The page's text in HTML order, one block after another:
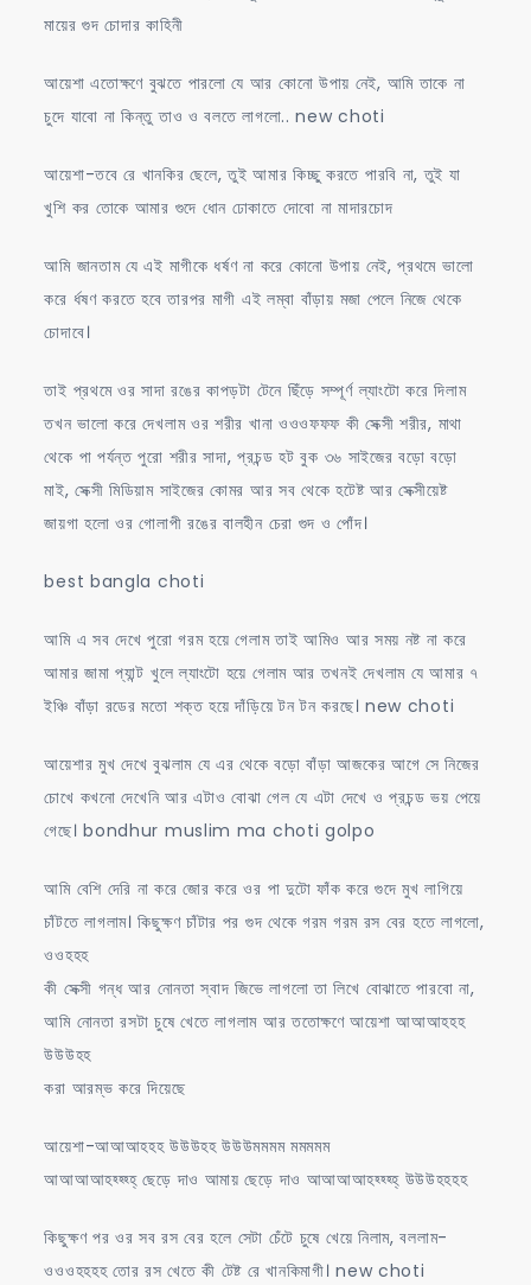
মায়ের গুদ চোদার কাহিনী
আয়েশা এতোক্ষণে বুঝতে পারলো যে আর কোনো উপায় নেই, আমি তাকে না
চুদে যাবো না কিন্তু তাও ও বলতে লাগলো.. new choti
আয়েশা-তবে রে খানকির ছেলে, তুই আমার কিচ্ছু করতে পারবি না, তুই যা
খুশি কর তোকে আমার গুদে ধোন ঢোকাতে দোবো না মাদারচোদ
আমি জানতাম যে এই মাগীকে ধর্ষণ না করে কোনো উপায় নেই, প্রথমে ভালো
করে র্ধষণ করতে হবে তারপর মাগী এই লম্বা বাঁড়ায় মজা পেলে নিজে থেকে
চোদাবে।
তাই প্রথমে ওর সাদা রঙের কাপড়টা টেনে ছিঁড়ে সম্পূর্ণ ল্যাংটো করে দিলাম
তখন ভালো করে দেখলাম ওর শরীর খানা ওওওফফফ কী সেক্সী শরীর, মাথা
থেকে পা পর্যন্ত পুরো শরীর সাদা, প্রচন্ড হট বুক ৩৬ সাইজের বড়ো বড়ো
মাই, সেক্সী মিডিয়াম সাইজের কোমর আর সব থেকে হটেষ্ট আর সেক্সীয়েষ্ট
জায়গা হলো ওর গোলাপী রঙের বালহীন চেরা গুদ ও পোঁদ।
best bangla choti
আমি এ সব দেখে পুরো গরম হয়ে গেলাম তাই আমিও আর সময় নষ্ট না করে
আমার জামা প্যান্ট খুলে ল্যাংটো হয়ে গেলাম আর তখনই দেখলাম যে আমার ৭
ইঞ্চি বাঁড়া রডের মতো শক্ত হয়ে দাঁড়িয়ে টন টন করছে। new choti
আয়েশার মুখ দেখে বুঝলাম যে এর থেকে বড়ো বাঁড়া আজকের আগে সে নিজের
চোখে কখনো দেখেনি আর এটাও বোঝা গেল যে এটা দেখে ও প্রচন্ড ভয় পেয়ে
গেছে। bondhur muslim ma choti golpo
আমি বেশি দেরি না করে জোর করে ওর পা দুটো ফাঁক করে গুদে মুখ লাগিয়ে
চাঁটতে লাগলাম। কিছুক্ষণ চাঁটার পর গুদ থেকে গরম গরম রস বের হতে লাগলো,
ওওহহহ
কী সেক্সী গন্ধ আর নোনতা স্বাদ জিভে লাগলো তা লিখে বোঝাতে পারবো না,
আমি নোনতা রসটা চুষে খেতে লাগলাম আর ততোক্ষণে আয়েশা আআআহহহ
উউউহহ
করা আরম্ভ করে দিয়েছে
আয়েশা-আআআহহহ উউউহহ উউউমমমম মমমমম
আআআআহহ্হ্হ্হ্ ছেড়ে দাও আমায় ছেড়ে দাও আআআআহহ্হ্হ্হ্ উউউহহহহ
কিছুক্ষণ পর ওর সব রস বের হলে সেটা চেঁটে চুষে খেয়ে নিলাম, বললাম-
ওওওহহহহ তোর রস খেতে কী টেষ্ট রে খানকিমাগী। new choti